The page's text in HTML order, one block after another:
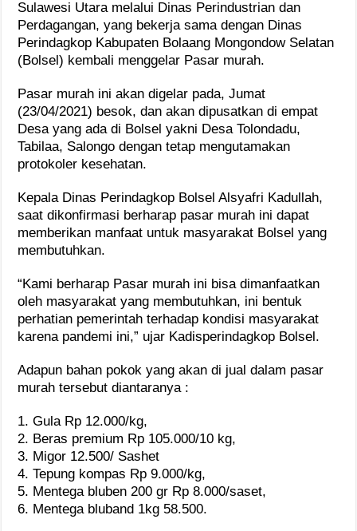
Sulawesi Utara melalui Dinas Perindustrian dan
Perdagangan, yang bekerja sama dengan Dinas
Perindagkop Kabupaten Bolaang Mongondow Selatan
(Bolsel) kembali menggelar Pasar murah.
Pasar murah ini akan digelar pada, Jumat
(23/04/2021) besok, dan akan dipusatkan di empat
Desa yang ada di Bolsel yakni Desa Tolondadu,
Tabilaa, Salongo dengan tetap mengutamakan
protokoler kesehatan.
Kepala Dinas Perindagkop Bolsel Alsyafri Kadullah,
saat dikonfirmasi berharap pasar murah ini dapat
memberikan manfaat untuk masyarakat Bolsel yang
membutuhkan.
“Kami berharap Pasar murah ini bisa dimanfaatkan
oleh masyarakat yang membutuhkan, ini bentuk
perhatian pemerintah terhadap kondisi masyarakat
karena pandemi ini,” ujar Kadisperindagkop Bolsel.
Adapun bahan pokok yang akan di jual dalam pasar
murah tersebut diantaranya :
1. Gula Rp 12.000/kg,
2. Beras premium Rp 105.000/10 kg,
3. Migor 12.500/ Sashet
4. Tepung kompas Rp 9.000/kg,
5. Mentega bluben 200 gr Rp 8.000/saset,
6. Mentega bluband 1kg 58.500.